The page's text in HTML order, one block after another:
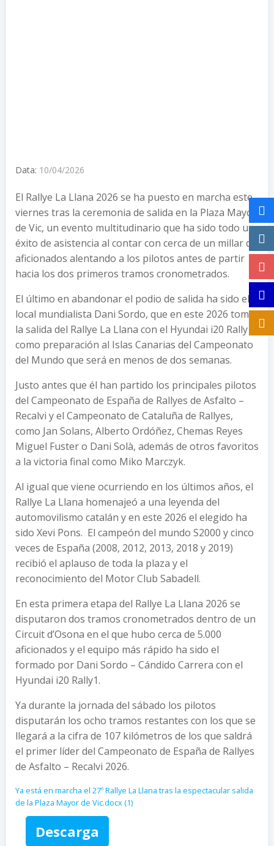
Data: 10/04/2026
El Rallye La Llana 2026 se ha puesto en marcha este
viernes tras la ceremonia de salida en la Plaza Mayor
de Vic, un evento multitudinario que ha sido todo un
éxito de asistencia al contar con cerca de un millar de
aficionados alentando a los pilotos antes de partir
hacia los dos primeros tramos cronometrados.
El último en abandonar el podio de salida ha sido el
local mundialista Dani Sordo, que en este 2026 toma
la salida del Rallye La Llana con el Hyundai i20 Rally1
como preparación al Islas Canarias del Campeonato
del Mundo que será en menos de dos semanas.
Justo antes que él han partido los principales pilotos
del Campeonato de España de Rallyes de Asfalto –
Recalvi y el Campeonato de Cataluña de Rallyes,
como Jan Solans, Alberto Ordóñez, Chemas Reyes
Miguel Fuster o Dani Solà, además de otros favoritos
a la victoria final como Miko Marczyk.
Al igual que viene ocurriendo en los últimos años, el
Rallye La Llana homenajeó a una leyenda del
automovilismo catalán y en este 2026 el elegido ha
sido Xevi Pons. El campeón del mundo S2000 y cinco
veces de España (2008, 2012, 2013, 2018 y 2019)
recibió el aplauso de toda la plaza y el
reconocimiento del Motor Club Sabadell.
En esta primera etapa del Rallye La Llana 2026 se
disputaron dos tramos cronometrados dentro de un
Circuit d’Osona en el que hubo cerca de 5.000
aficionados y el equipo más rápido ha sido el
formado por Dani Sordo – Cándido Carrera con el
Hyundai i20 Rally1.
Ya durante la jornada del sábado los pilotos
disputarán los ocho tramos restantes con los que se
llegará a la cifra de 107 kilómetros de los que saldrá
el primer líder del Campeonato de España de Rallyes
de Asfalto – Recalvi 2026.
Ya está en marcha el 27º Rallye La Llana tras la espectacular salida
de la Plaza Mayor de Vic.docx (1)
Descarga